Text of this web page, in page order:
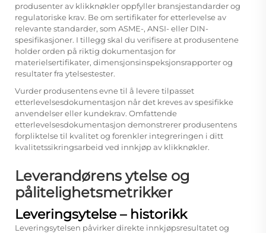
produsenter av klikknøkler oppfyller bransjestandarder og
regulatoriske krav. Be om sertifikater for etterlevelse av
relevante standarder, som ASME-, ANSI- eller DIN-
spesifikasjoner. I tillegg skal du verifisere at produsentene
holder orden på riktig dokumentasjon for
materielsertifikater, dimensjonsinspeksjonsrapporter og
resultater fra ytelsestester.
Vurder produsentens evne til å levere tilpasset
etterlevelsesdokumentasjon når det kreves av spesifikke
anvendelser eller kundekrav. Omfattende
etterlevelsesdokumentasjon demonstrerer produsentens
forpliktelse til kvalitet og forenkler integreringen i ditt
kvalitetssikringsarbeid ved innkjøp av klikknøkler.
Leverandørens ytelse og
pålitelighetsmetrikker
Leveringsytelse – historikk
Leveringsytelsen påvirker direkte innkjøpsresultatet og